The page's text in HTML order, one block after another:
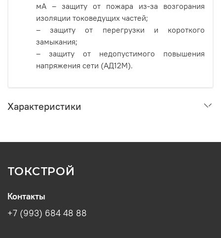
мА – защиту от пожара из-за возгорания
изоляции токоведущих частей;
– защиту от перегрузки и короткого
замыкания;
– защиту от недопустимого повышения
напряжения сети (АД12М).
Характеристики
ТОКСТРОЙ
Контакты
+7 (993) 684 48 88